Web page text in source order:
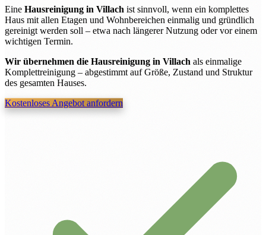
Eine Hausreinigung in Villach ist sinnvoll, wenn ein komplettes
Haus mit allen Etagen und Wohnbereichen einmalig und gründlich
gereinigt werden soll – etwa nach längerer Nutzung oder vor einem
wichtigen Termin.
Wir übernehmen die Hausreinigung in Villach als einmalige
Komplettreinigung – abgestimmt auf Größe, Zustand und Struktur
des gesamten Hauses.
Kostenloses Angebot anfordern